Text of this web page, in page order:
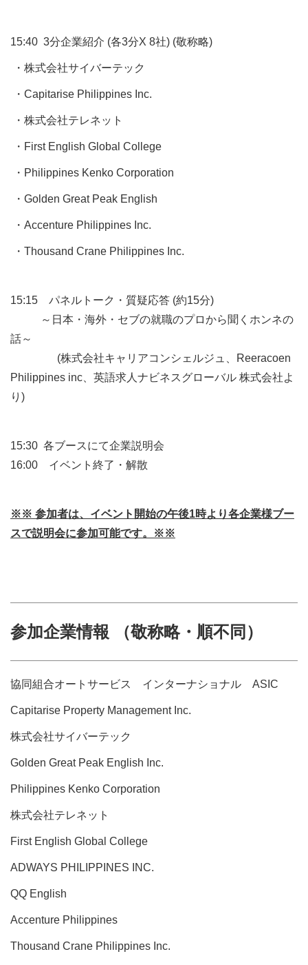
15:40 3分企業紹介 (各3分X 8社) (敬称略)
・株式会社サイバーテック
・Capitarise Philippines Inc.
・株式会社テレネット
・First English Global College
・Philippines Kenko Corporation
・Golden Great Peak English
・Accenture Philippines Inc.
・Thousand Crane Philippines Inc.
15:15 パネルトーク・質疑応答 (約15分)
～日本・海外・セブの就職のプロから聞くホンネの
話～
(株式会社キャリアコンシェルジュ、Reeracoen
Philippines inc、英語求人ナビネスグローバル 株式会社よ
り)
15:30 各ブースにて企業説明会
16:00 イベント終了・解散
※※ 参加者は、イベント開始の午後1時より各企業様ブー
スで説明会に参加可能です。※※
参加企業情報 （敬称略・順不同）
協同組合オートサービス インターナショナル ASIC
Capitarise Property Management Inc.
株式会社サイバーテック
Golden Great Peak English Inc.
Philippines Kenko Corporation
株式会社テレネット
First English Global College
ADWAYS PHILIPPINES INC.
QQ English
Accenture Philippines
Thousand Crane Philippines Inc.